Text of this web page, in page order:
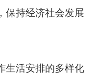
保持经济社会发展
生活安排的多样化